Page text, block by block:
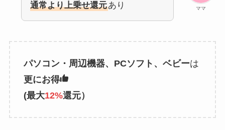
ママ
通常より上乗せ還元あり
パソコン・周辺機器、PCソフト、ベビーは
更にお得
(最大12%還元）